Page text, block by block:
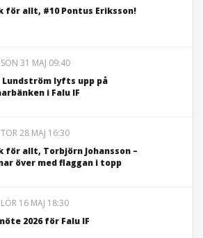
för allt, #10 Pontus Eriksson!
SÖN 31 MAJ 09:40
Lundström lyfts upp på
i Falu IF
TOR 28 MAJ 16:30
för allt, Torbjörn Johansson –
över med flaggan i topp
LÖR 16 MAJ 18:30
2026 för Falu IF